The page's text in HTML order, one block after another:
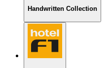
Handwritten Collection